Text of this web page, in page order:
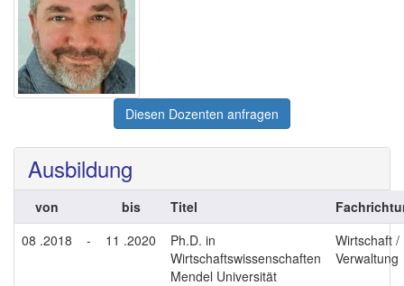
Diesen Dozenten anfragen
Ausbildung
von bis Titel
08 .2018
- 11 .2020
Ph.D. in
Wirtschaftswissenschaften
Mendel Universität
Wirtschaft /
Verwaltung